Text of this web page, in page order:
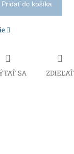
Pridať do košíka
SA ZDIEĽAŤ